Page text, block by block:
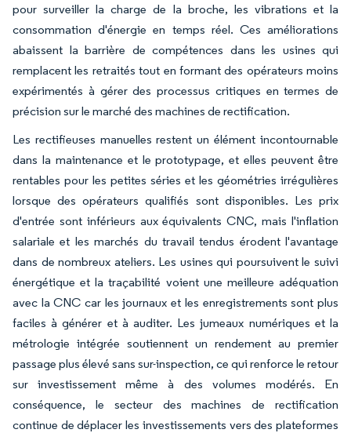
pour surveiller la charge de la broche, les vibrations et la
consommation d'énergie en temps réel. Ces améliorations
abaissent la barrière de compétences dans les usines qui
remplacent les retraités tout en formant des opérateurs moins
expérimentés à gérer des processus critiques en termes de
précision sur le marché des machines de rectification.
Les rectifieuses manuelles restent un élément incontournable
dans la maintenance et le prototypage, et elles peuvent être
rentables pour les petites séries et les géométries irrégulières
lorsque des opérateurs qualifiés sont disponibles. Les prix
d'entrée sont inférieurs aux équivalents CNC, mais l'inflation
salariale et les marchés du travail tendus érodent l'avantage
dans de nombreux ateliers. Les usines qui poursuivent le suivi
énergétique et la traçabilité voient une meilleure adéquation
avec la CNC car les journaux et les enregistrements sont plus
faciles à générer et à auditer. Les jumeaux numériques et la
métrologie intégrée soutiennent un rendement au premier
passage plus élevé sans sur-inspection, ce qui renforce le retour
sur investissement même à des volumes modérés. En
conséquence, le secteur des machines de rectification
continue de déplacer les investissements vers des plateformes